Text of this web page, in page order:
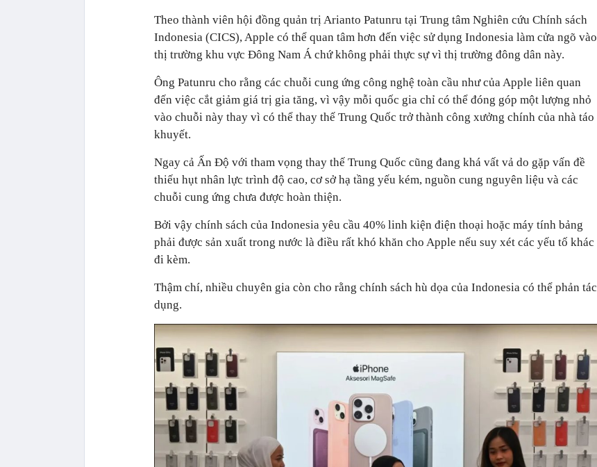
Theo thành viên hội đồng quản trị Arianto Patunru tại Trung tâm Nghiên cứu Chính sách
Indonesia (CICS), Apple có thể quan tâm hơn đến việc sử dụng Indonesia làm cửa ngõ vào
thị trường khu vực Đông Nam Á chứ không phải thực sự vì thị trường đông dân này.
Ông Patunru cho rằng các chuỗi cung ứng công nghệ toàn cầu như của Apple liên quan
đến việc cắt giảm giá trị gia tăng, vì vậy mỗi quốc gia chỉ có thể đóng góp một lượng nhỏ
vào chuỗi này thay vì có thể thay thế Trung Quốc trở thành công xưởng chính của nhà táo
khuyết.
Ngay cả Ấn Độ với tham vọng thay thế Trung Quốc cũng đang khá vất vả do gặp vấn đề
thiếu hụt nhân lực trình độ cao, cơ sở hạ tầng yếu kém, nguồn cung nguyên liệu và các
chuỗi cung ứng chưa được hoàn thiện.
Bởi vậy chính sách của Indonesia yêu cầu 40% linh kiện điện thoại hoặc máy tính bảng
phải được sản xuất trong nước là điều rất khó khăn cho Apple nếu suy xét các yếu tố khác
đi kèm.
Thậm chí, nhiều chuyên gia còn cho rằng chính sách hù dọa của Indonesia có thể phản tác
dụng.